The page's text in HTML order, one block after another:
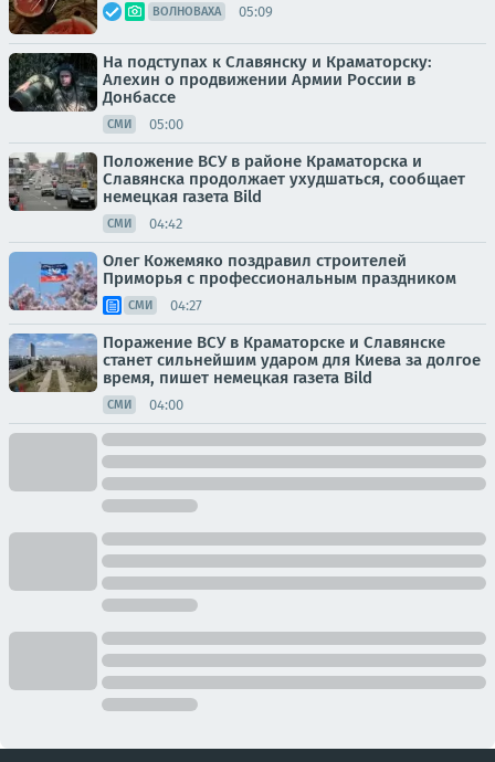
ВОЛНОВАХА 05:09
На подступах к Славянску и Краматорску:
Алехин о продвижении Армии России в
Донбассе
СМИ 05:00
Положение ВСУ в районе Краматорска и
Славянска продолжает ухудшаться, сообщает
немецкая газета Bild
СМИ 04:42
Олег Кожемяко поздравил строителей
Приморья с профессиональным праздником
СМИ 04:27
Поражение ВСУ в Краматорске и Славянске
станет сильнейшим ударом для Киева за долгое
время, пишет немецкая газета Bild
СМИ 04:00